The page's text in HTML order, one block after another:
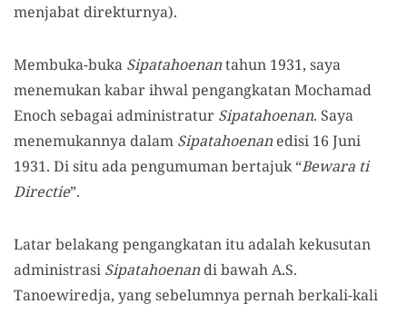
menjabat direkturnya).
Membuka-buka Sipatahoenantahun 1931, saya
menemukan kabar ihwal pengangkatan Mochamad
Enoch sebagai administratur Sipatahoenan. Saya
menemukannya dalam Sipatahoenan edisi 16 Juni
1931. Di situ ada pengumuman bertajuk “Bewara ti
Directie”.
Latar belakang pengangkatan itu adalah kekusutan
administrasi Sipatahoenan di bawah A.S.
Tanoewiredja, yang sebelumnya pernah berkali-kali